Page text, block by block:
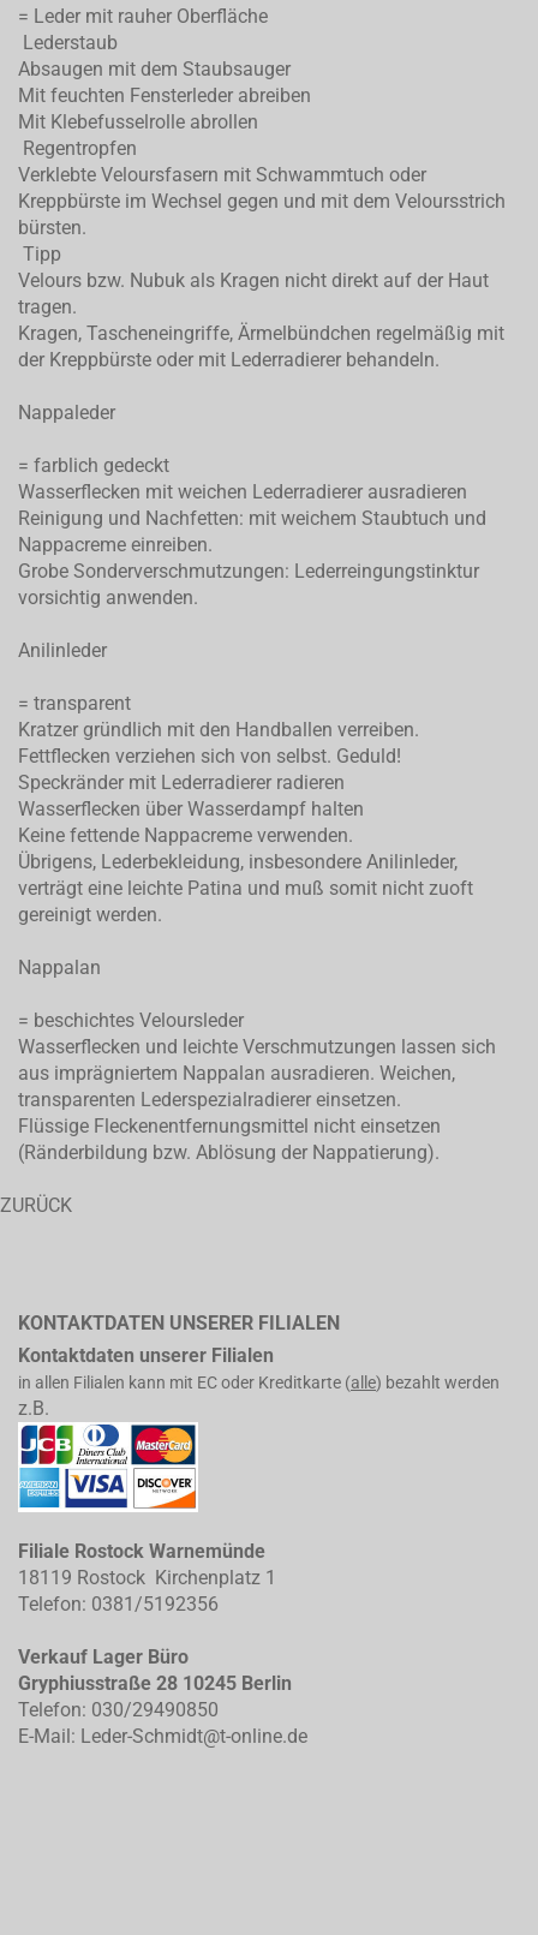
= Leder mit rauher Oberfläche
Lederstaub
Absaugen mit dem Staubsauger
Mit feuchten Fensterleder abreiben
Mit Klebefusselrolle abrollen
Regentropfen
Verklebte Veloursfasern mit Schwammtuch oder
Kreppbürste im Wechsel gegen und mit dem Veloursstrich
bürsten.
Tipp
Velours bzw. Nubuk als Kragen nicht direkt auf der Haut
tragen.
Kragen, Tascheneingriffe, Ärmelbündchen regelmäßig mit
der Kreppbürste oder mit Lederradierer behandeln.
Nappaleder
= farblich gedeckt
Wasserflecken mit weichen Lederradierer ausradieren
Reinigung und Nachfetten: mit weichem Staubtuch und
Nappacreme einreiben.
Grobe Sonderverschmutzungen: Lederreingungstinktur
vorsichtig anwenden.
Anilinleder
= transparent
Kratzer gründlich mit den Handballen verreiben.
Fettflecken verziehen sich von selbst. Geduld!
Speckränder mit Lederradierer radieren
Wasserflecken über Wasserdampf halten
Keine fettende Nappacreme verwenden.
Übrigens, Lederbekleidung, insbesondere Anilinleder,
verträgt eine leichte Patina und muß somit nicht zuoft
gereinigt werden.
Nappalan
= beschichtes Veloursleder
Wasserflecken und leichte Verschmutzungen lassen sich
aus imprägniertem Nappalan ausradieren. Weichen,
transparenten Lederspezialradierer einsetzen.
Flüssige Fleckenentfernungsmittel nicht einsetzen
(Ränderbildung bzw. Ablösung der Nappatierung).
ZURÜCK
KONTAKTDATEN UNSERER FILIALEN
Kontaktdaten unserer Filialen
in allen Filialen kann mit EC oder Kreditkarte (alle) bezahlt werden
z.B.
Filiale Rostock Warnemünde
18119 Rostock Kirchenplatz 1
Telefon: 0381/5192356
Verkauf Lager Büro
Gryphiusstraße 28 10245 Berlin
Telefon: 030/29490850
E-Mail: Leder-Schmidt@t-online.de